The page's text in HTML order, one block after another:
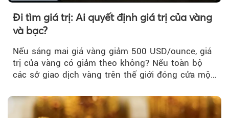
Đi tìm giá trị: Ai quyết định giá trị của vàng
và bạc?
Nếu sáng mai giá vàng giảm 500 USD/ounce, giá
trị của vàng có giảm theo không? Nếu toàn bộ
các sở giao dịch vàng trên thế giới đóng cửa một